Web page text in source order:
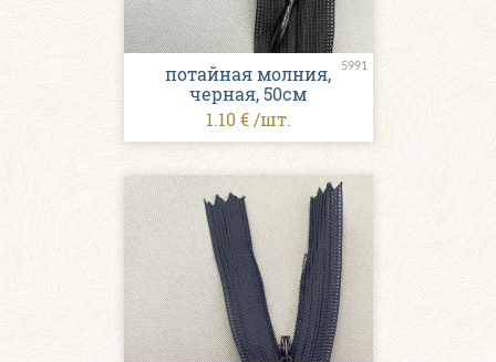
5991
потайная молния,
черная, 50см
1.10 € /шт.